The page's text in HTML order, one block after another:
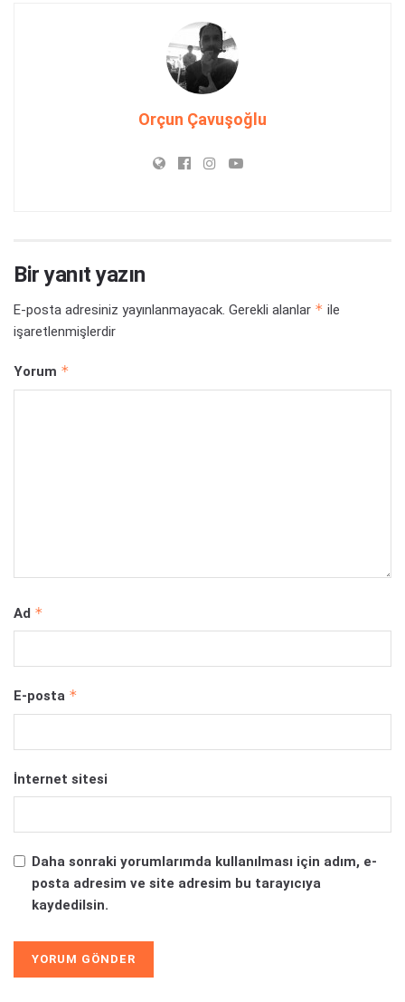
Orçun Çavuşoğlu
Bir yanıt yazın
E-posta adresiniz yayınlanmayacak. Gerekli alanlar * ile
işaretlenmişlerdir
Yorum *
Ad *
E-posta *
İnternet sitesi
Daha sonraki yorumlarımda kullanılması için adım, e-
posta adresim ve site adresim bu tarayıcıya
kaydedilsin.